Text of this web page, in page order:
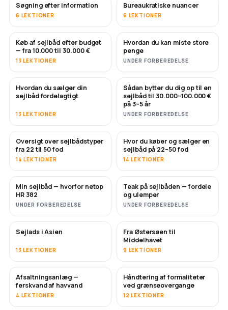
Søgning efter information
6 LEKTIONER
Bureaukratiske nuancer
6 LEKTIONER
SNART
Køb af sejlbåd efter budget
— fra 10.000 til 30.000 €
13 LEKTIONER
SNART
Hvordan du kan miste store
penge
UNDER FORBEREDELSE
NYT
Hvordan du sælger din
sejlbåd fordelagtigt
13 LEKTIONER
NYT
Sådan bytter du dig op til en
sejlbåd til 30.000–100.000 €
på 3–5 år
UNDER FORBEREDELSE
SNART
Oversigt over sejlbådstyper
fra 22 til 50 fod
14 LEKTIONER
SNART
Hvor du køber og sælger en
sejlbåd på 22–50 fod
14 LEKTIONER
SNART
Min sejlbåd — hvorfor netop
HR 382
UNDER FORBEREDELSE
SNART
Teak på sejlbåden — fordele
og ulemper
UNDER FORBEREDELSE
SNART
Sejlads i Asien
13 LEKTIONER
SNART
Fra Østersøen til
Middelhavet
9 LEKTIONER
SNART
Afsaltningsanlæg —
ferskvand af havvand
4 LEKTIONER
Håndtering af formaliteter
ved grænseovergange
12 LEKTIONER